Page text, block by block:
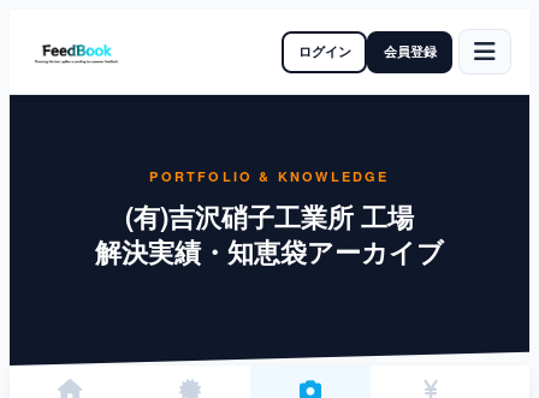
ログイン 会員登録
PORTFOLIO & KNOWLEDGE
(有)吉沢硝子工業所 工場
解決実績・知恵袋アーカイブ